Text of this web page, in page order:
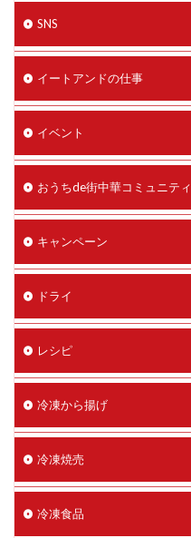
SNS
イートアンドの仕事
イベント
おうちde街中華コミュニティ
キャンペーン
ドライ
レシピ
冷凍から揚げ
冷凍焼売
冷凍食品